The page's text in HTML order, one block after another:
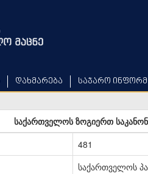
დახმარება საჯარო
საქართველოს ზოგიერთ
481
საქართველოს